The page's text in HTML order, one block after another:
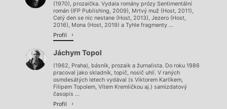
(1970), prozaička. Vydala romány prózy Sentimentální
román (IFP Publishing, 2009), Mrtvý muž (Host, 2011),
Celý den se nic nestane (Host, 2013), Jezero (Host,
2016), Mona (Host, 2019) a Tyhle fragmenty ...
Profil
Jáchym Topol
(1962, Praha), básník, prozaik a žurnalista. Do roku 1986
pracoval jako skladník, topič, nosič uhlí. V raných
osmdesátých letech vydával (s Viktorem Karlíkem,
Filipem Topolem, Vítem Kremličkou aj.) samizdatový
časopis ...
Profil